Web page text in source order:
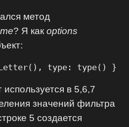
метод
? Я какoptions
type: type() }
используется в 5,6,7
значений фильтра
5 создается